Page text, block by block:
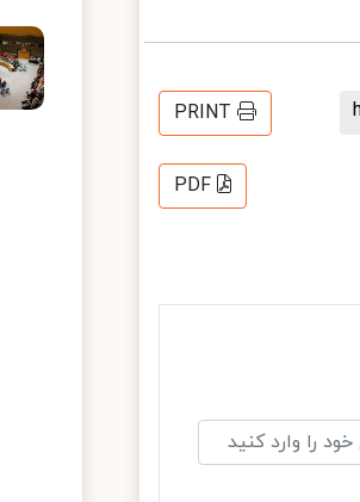
PRINT
PDF